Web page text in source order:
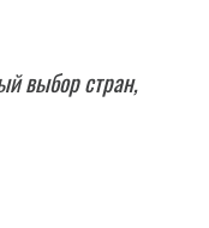
выбор стран,